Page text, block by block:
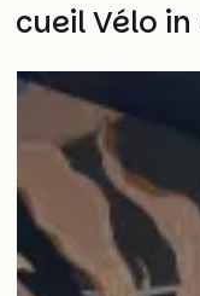
Vélo